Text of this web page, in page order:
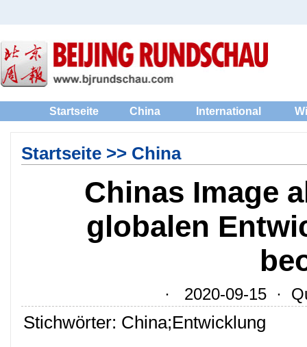
Startseite China International
Startseite>> China
Chinas Image
globalen
· 2020-09-15 ·
Stichwörter: China;Entwicklung